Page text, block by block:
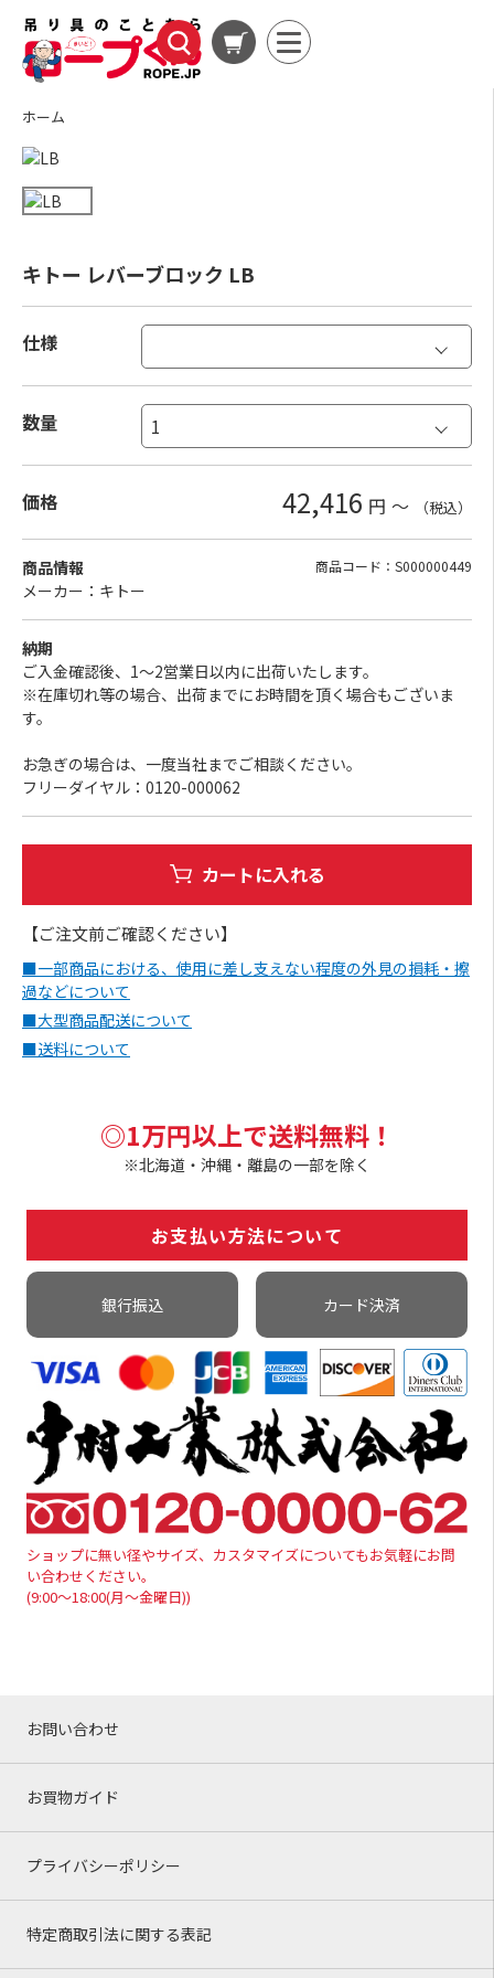
ホーム
キトー レバーブロック LB
仕様
数量
価格 42,416 円 ～ （税込）
商品情報 商品コード：S000000449
メーカー：キトー
納期
ご入金確認後、1～2営業日以内に出荷いたします。
※在庫切れ等の場合、出荷までにお時間を頂く場合もございま
す。
お急ぎの場合は、一度当社までご相談ください。
フリーダイヤル：0120-000062
カートに入れる
【ご注文前ご確認ください】
■一部商品における、使用に差し支えない程度の外見の損耗・擦
過などについて
■大型商品配送について
■送料について
◎1万円以上で送料無料！
※北海道・沖縄・離島の一部を除く
お支払い方法について
銀行振込 カード決済
ショップに無い径やサイズ、カスタマイズについてもお気軽にお問
い合わせください。
(9:00～18:00(月～金曜日))
お問い合わせ
お買物ガイド
プライバシーポリシー
特定商取引法に関する表記